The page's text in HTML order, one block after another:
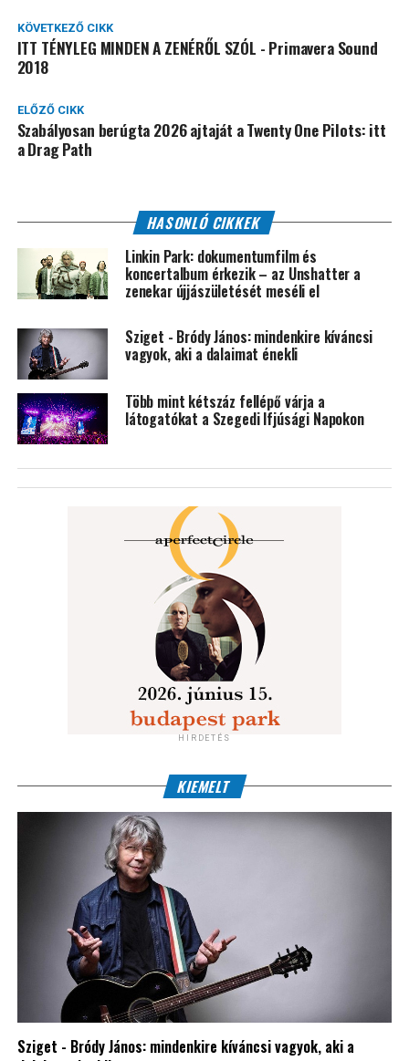
KÖVETKEZŐ CIKK
ITT TÉNYLEG MINDEN A ZENÉRŐL SZÓL - Primavera Sound
2018
ELŐZŐ CIKK
Szabályosan berúgta 2026 ajtaját a Twenty One Pilots: itt
a Drag Path
HASONLÓ CIKKEK
Linkin Park: dokumentumfilm és
koncertalbum érkezik – az Unshatter a
zenekar újjászületését meséli el
Sziget - Bródy János: mindenkire kíváncsi
vagyok, aki a dalaimat énekli
Több mint kétszáz fellépő várja a
látogatókat a Szegedi Ifjúsági Napokon
HIRDETÉS
KIEMELT
Sziget - Bródy János: mindenkire kíváncsi vagyok, aki a